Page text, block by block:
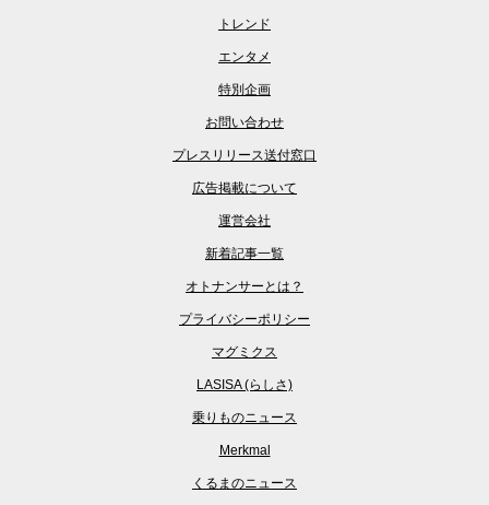
トレンド
エンタメ
特別企画
お問い合わせ
プレスリリース送付窓口
広告掲載について
運営会社
新着記事一覧
オトナンサーとは？
プライバシーポリシー
マグミクス
LASISA (らしさ)
乗りものニュース
Merkmal
くるまのニュース